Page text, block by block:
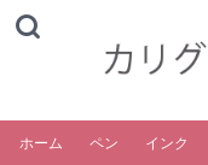
ホーム ペン インク